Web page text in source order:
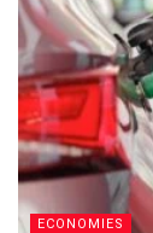
ECONOMIES